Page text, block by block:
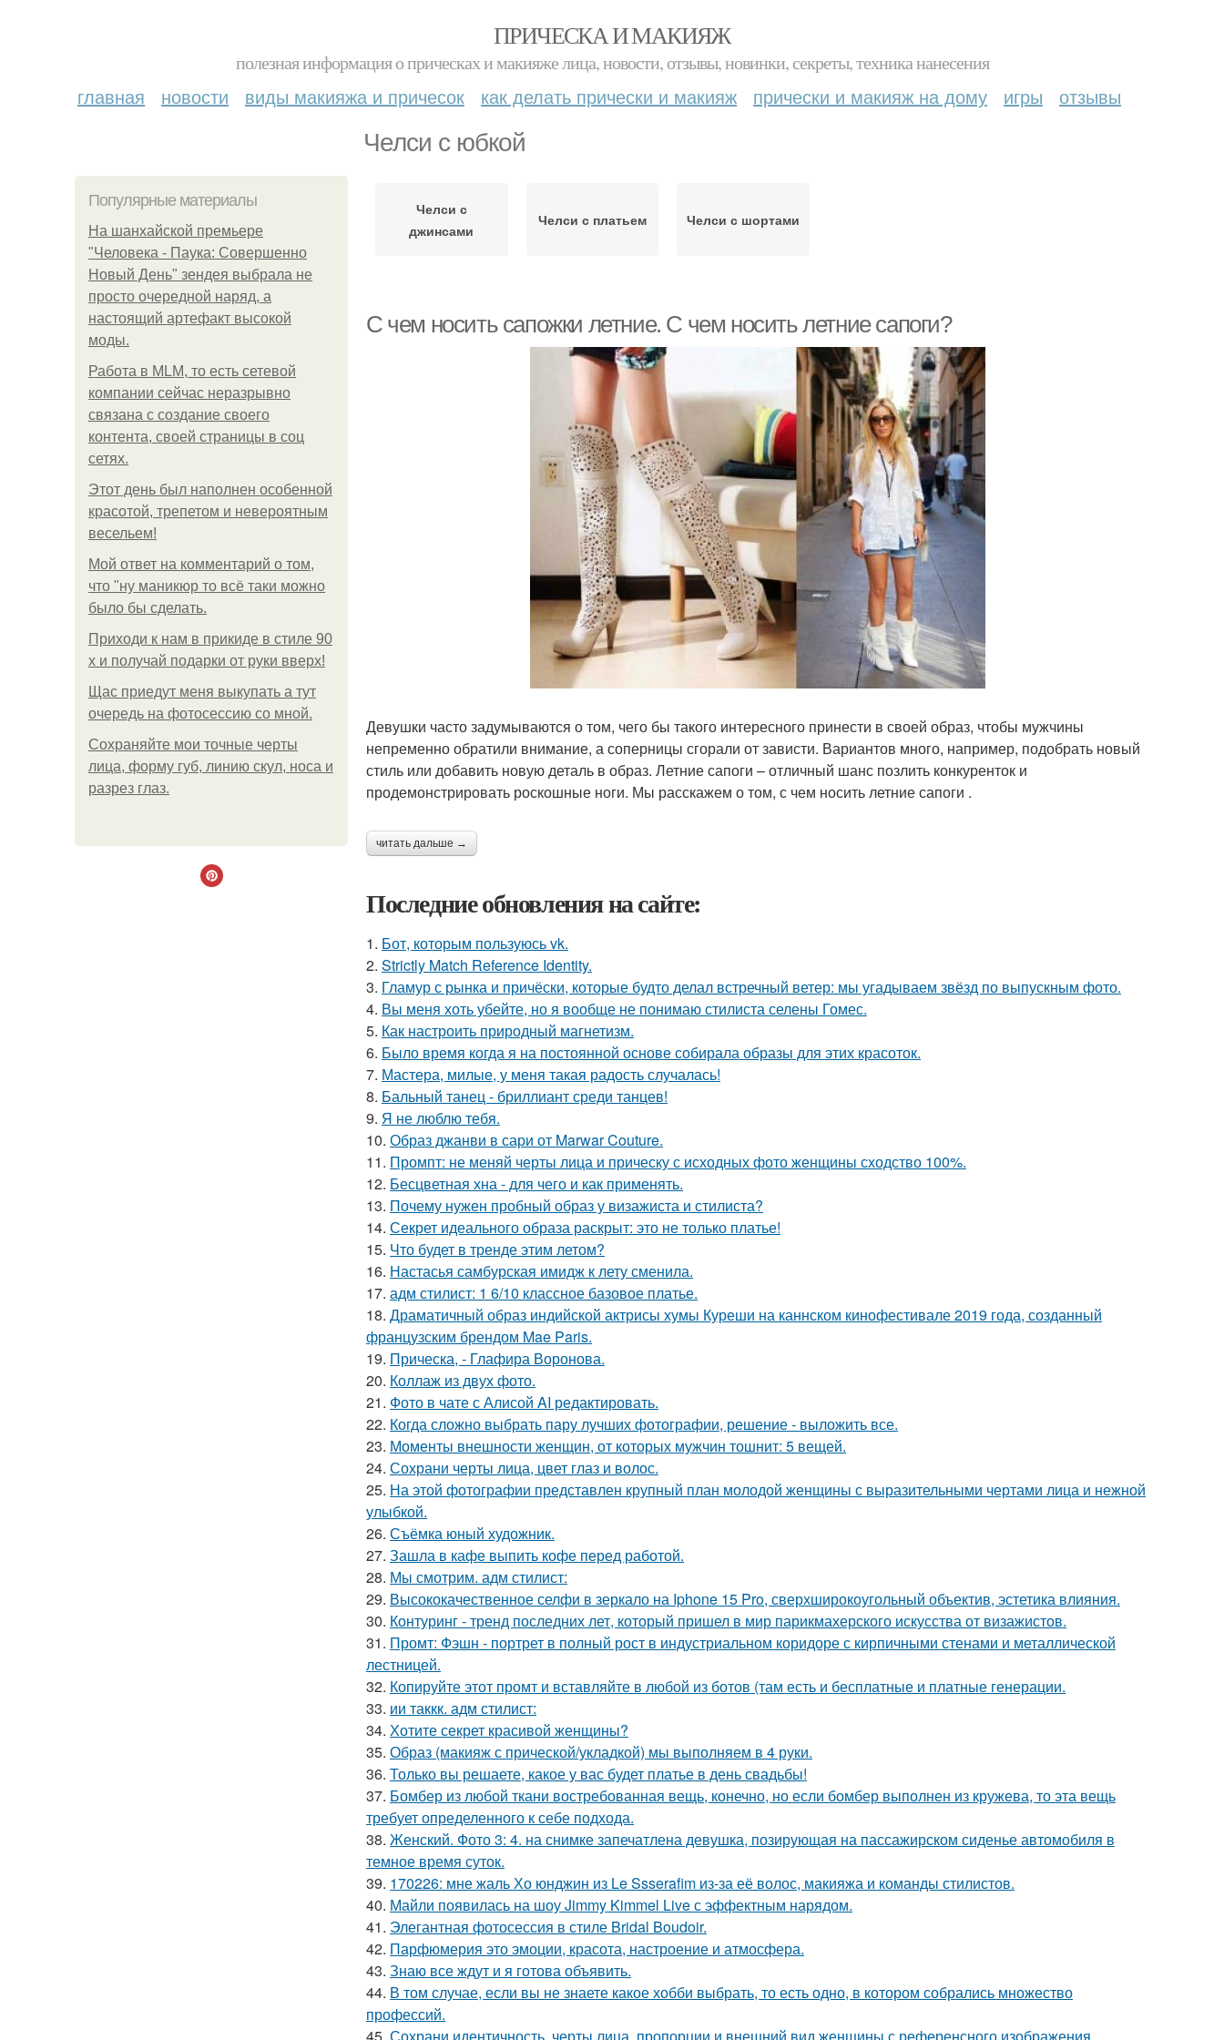
ПРИЧЕСКА И МАКИЯЖ
полезная информация о прическах и макияже лица, новости, отзывы, новинки, секреты, техника нанесения
главная новости виды макияжа и причесок как делать прически и макияж прически и макияж на дому игры отзывы
Челси с юбкой
Популярные материалы
На шанхайской премьере
"Человека - Паука: Совершенно
Новый День" зендея выбрала не
просто очередной наряд, а
настоящий артефакт высокой
моды.
Работа в MLM, то есть сетевой
компании сейчас неразрывно
связана с создание своего
контента, своей страницы в соц
сетях.
Этот день был наполнен особенной
красотой, трепетом и невероятным
весельем!
Мой ответ на комментарий о том,
что "ну маникюр то всё таки можно
было бы сделать.
Приходи к нам в прикиде в стиле 90
х и получай подарки от руки вверх!
Щас приедут меня выкупать а тут
очередь на фотосессию со мной.
Сохраняйте мои точные черты
лица, форму губ, линию скул, носа и
разрез глаз.
Челси с
джинсами
Челси с платьем Челси с шортами
С чем носить сапожки летние. С чем носить летние сапоги?
Девушки часто задумываются о том, чего бы такого интересного принести в своей образ, чтобы мужчины
непременно обратили внимание, а соперницы сгорали от зависти. Вариантов много, например, подобрать новый
стиль или добавить новую деталь в образ. Летние сапоги – отличный шанс позлить конкуренток и
продемонстрировать роскошные ноги. Мы расскажем о том, с чем носить летние сапоги .
читать дальше →
Последние обновления на сайте:
1. Бот, которым пользуюсь vk.
2. Strictly Match Reference Identity.
3. Гламур с рынка и причёски, которые будто делал встречный ветер: мы угадываем звёзд по выпускным фото.
4. Вы меня хоть убейте, но я вообще не понимаю стилиста селены Гомес.
5. Как настроить природный магнетизм.
6. Было время когда я на постоянной основе собирала образы для этих красоток.
7. Мастера, милые, у меня такая радость случалась!
8. Бальный танец - бриллиант среди танцев!
9. Я не люблю тебя.
10. Образ джанви в сари от Marwar Couture.
11. Промпт: не меняй черты лица и прическу с исходных фото женщины сходство 100%.
12. Бесцветная хна - для чего и как применять.
13. Почему нужен пробный образ у визажиста и стилиста?
14. Секрет идеального образа раскрыт: это не только платье!
15. Что будет в тренде этим летом?
16. Настасья самбурская имидж к лету сменила.
17. адм стилист: 1 6/10 классное базовое платье.
18. Драматичный образ индийской актрисы хумы Куреши на каннском кинофестивале 2019 года, созданный
французским брендом Mae Paris.
19. Прическа, - Глафира Воронова.
20. Коллаж из двух фото.
21. Фото в чате с Алисой AI редактировать.
22. Когда сложно выбрать пару лучших фотографии, решение - выложить все.
23. Моменты внешности женщин, от которых мужчин тошнит: 5 вещей.
24. Сохрани черты лица, цвет глаз и волос.
25. На этой фотографии представлен крупный план молодой женщины с выразительными чертами лица и нежной
улыбкой.
26. Съёмка юный художник.
27. Зашла в кафе выпить кофе перед работой.
28. Мы смотрим. адм стилист:
29. Высококачественное селфи в зеркало на Iphone 15 Pro, сверхширокоугольный объектив, эстетика влияния.
30. Контуринг - тренд последних лет, который пришел в мир парикмахерского искусства от визажистов.
31. Промт: Фэшн - портрет в полный рост в индустриальном коридоре с кирпичными стенами и металлической
лестницей.
32. Копируйте этот промт и вставляйте в любой из ботов (там есть и бесплатные и платные генерации.
33. ии таккк. адм стилист:
34. Хотите секрет красивой женщины?
35. Образ (макияж с прической/укладкой) мы выполняем в 4 руки.
36. Только вы решаете, какое у вас будет платье в день свадьбы!
37. Бомбер из любой ткани востребованная вещь, конечно, но если бомбер выполнен из кружева, то эта вещь
требует определенного к себе подхода.
38. Женский. Фото 3: 4. на снимке запечатлена девушка, позирующая на пассажирском сиденье автомобиля в
темное время суток.
39. 170226: мне жаль Хо юнджин из Le Ssserafim из-за её волос, макияжа и команды стилистов.
40. Майли появилась на шоу Jimmy Kimmel Live с эффектным нарядом.
41. Элегантная фотосессия в стиле Bridal Boudoir.
42. Парфюмерия это эмоции, красота, настроение и атмосфера.
43. Знаю все ждут и я готова объявить.
44. В том случае, если вы не знаете какое хобби выбрать, то есть одно, в котором собрались множество
профессий.